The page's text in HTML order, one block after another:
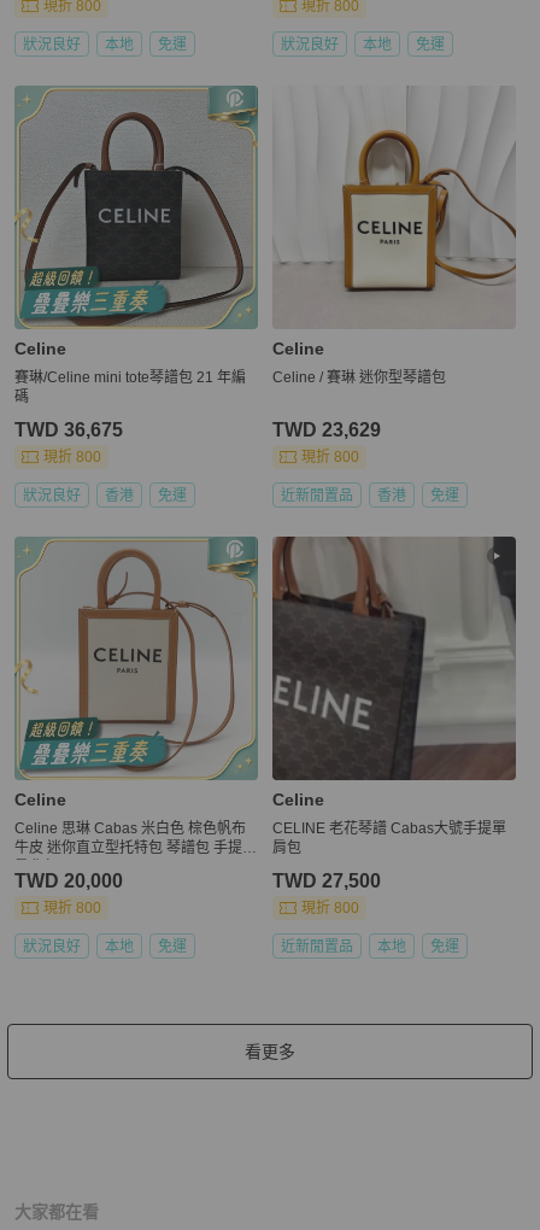
現折 800
狀況良好 本地 免運
現折 800
狀況良好 本地 免運
Celine
賽琳/Celine mini tote琴譜包 21 年編
碼
TWD 36,675
現折 800
狀況良好 香港 免運
Celine
Celine / 賽琳 迷你型琴譜包
TWD 23,629
現折 800
近新閒置品 香港 免運
Celine
Celine 思琳 Cabas 米白色 棕色帆布
牛皮 迷你直立型托特包 琴譜包 手提包
TWD 20,000
現折 800
狀況良好 本地 免運
Celine
CELINE 老花琴譜 Cabas大號手提單
肩包
TWD 27,500
現折 800
近新閒置品 本地 免運
看更多
大家都在看